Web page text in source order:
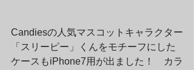
Candiesの人気マスコットキャラクター
「スリーピー」くんをモチーフにした
ケースもiPhone7用が出ました！　カラ